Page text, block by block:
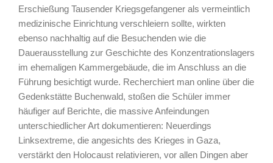
Erschießung Tausender Kriegsgefangener als vermeintlich
medizinische Einrichtung verschleiern sollte, wirkten
ebenso nachhaltig auf die Besuchenden wie die
Dauerausstellung zur Geschichte des Konzentrationslagers
im ehemaligen Kammergebäude, die im Anschluss an die
Führung besichtigt wurde. Recherchiert man online über die
Gedenkstätte Buchenwald, stoßen die Schüler immer
häufiger auf Berichte, die massive Anfeindungen
unterschiedlicher Art dokumentieren: Neuerdings
Linksextreme, die angesichts des Krieges in Gaza,
verstärkt den Holocaust relativieren, vor allen Dingen aber